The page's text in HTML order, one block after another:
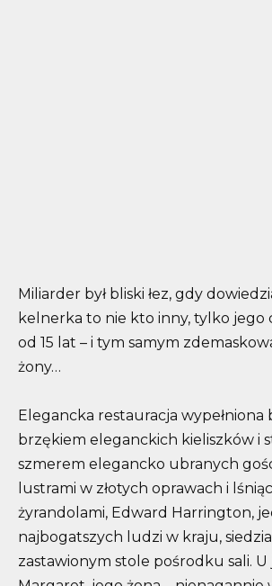
Miliarder był bliski łez, gdy
kelnerka to nie kto inny, tylko jego
od 15 lat – i tym samym
żony…
Elegancka restauracja wypełniona
brzękiem eleganckich kieliszków i
szmerem elegancko ubranych
lustrami w złotych oprawach i
żyrandolami, Edward Harrington,
najbogatszych ludzi w kraju,
zastawionym stole pośrodku sali.